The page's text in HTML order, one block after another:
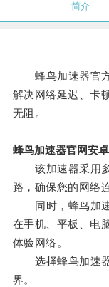
简介
蜂鸟加速器官方
解决网络延迟、卡
无阻。
蜂鸟加速器官网安卓
该加速器采用多
路，确保您的网络
同时，蜂鸟加速
在手机、平板、电
体验网络。
选择蜂鸟加速器
界。